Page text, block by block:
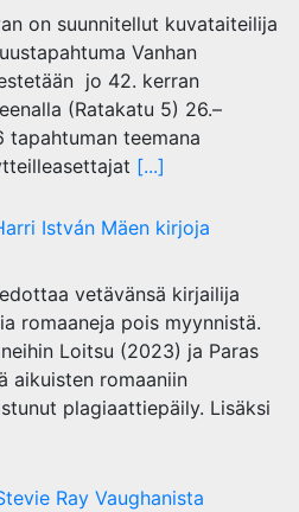
on suunnitellut kuvataiteilija
Vanhan
jo 42. kerran
(Ratakatu 5) 26.–
tapahtuman teemana
[...]
István Mäen kirjoja
vetävänsä kirjailija
romaaneja pois myynnistä.
Loitsu (2023) ja Paras
aikuisten romaaniin
plagiaattiepäily. Lisäksi
Ray Vaughanista